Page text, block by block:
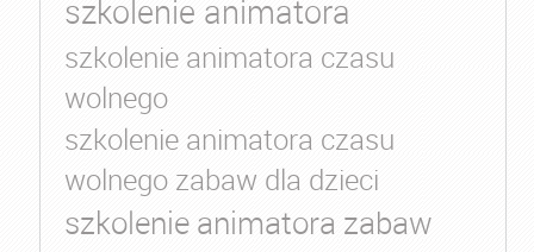
szkolenie animatora
szkolenie animatora czasu
wolnego
szkolenie animatora czasu
wolnego zabaw dla dzieci
szkolenie animatora zabaw